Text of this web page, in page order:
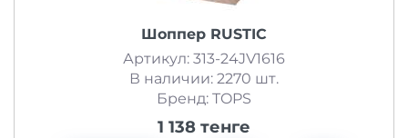
Шоппер RUSTIC
Артикул: 313-24JV1616
В наличии: 2270 шт.
Бренд: TOPS
1 138 тенге